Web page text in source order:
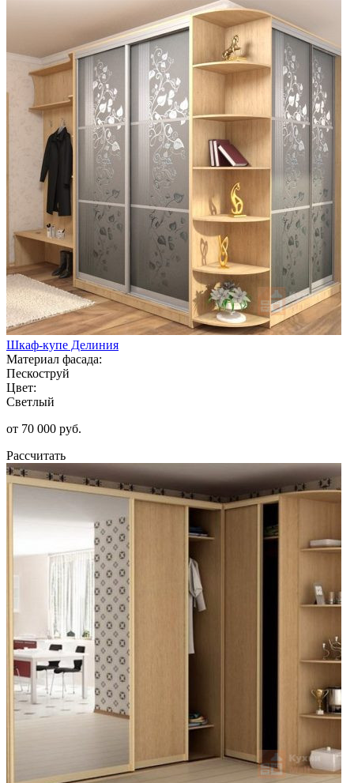
Шкаф-купе Делиния
Материал фасада:
Пескоструй
Цвет:
Светлый
от 70 000 руб.
Рассчитать